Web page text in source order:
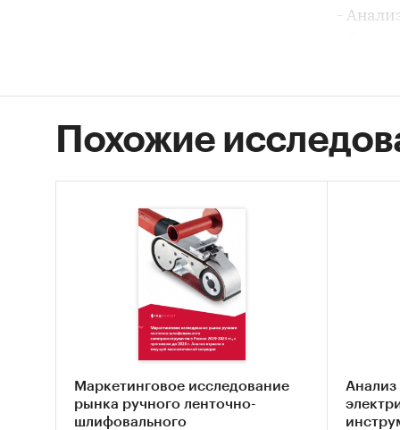
-
-
-
- Обзор
-
ООО
В
-
-
-
Похожие
Маркетинговое исследование
рынка ручного ленточно-
шлифовального
Анализ